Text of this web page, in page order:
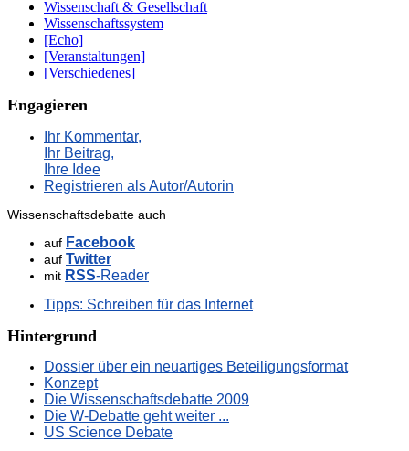
Wissenschaft & Gesellschaft
Wissenschaftssystem
[Echo]
[Veranstaltungen]
[Verschiedenes]
Engagieren
Ihr Kommentar,
Ihr Beitrag,
Ihre Idee
Registrieren als Autor/Autorin
Wissenschaftsdebatte auch
auf Facebook
auf Twitter
mit RSS-Reader
Tipps: Schreiben für das Internet
Hintergrund
Dossier über ein neuartiges Beteiligungsformat
Konzept
Die Wissenschaftsdebatte 2009
Die W-Debatte geht weiter ...
US Science Debate